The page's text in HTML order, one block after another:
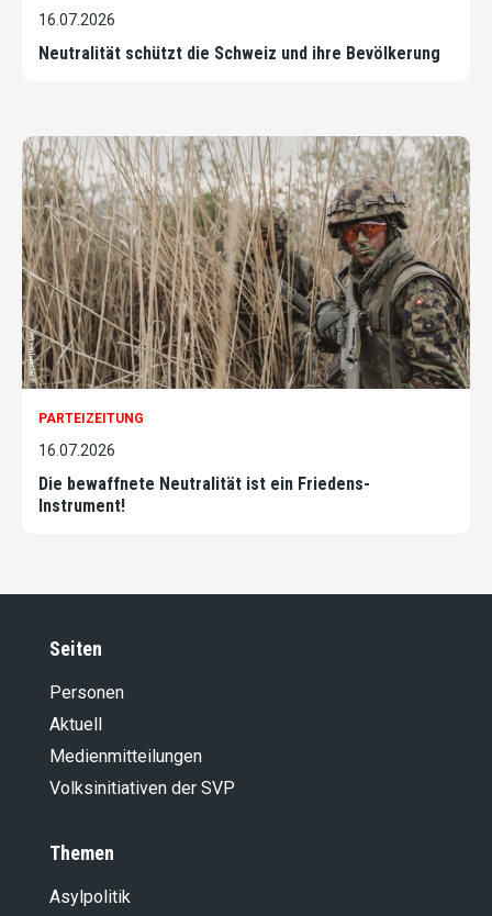
16.07.2026
Neutralität schützt die Schweiz und ihre Bevölkerung
PARTEIZEITUNG
16.07.2026
Die bewaffnete Neutralität ist ein Friedens-
Instrument!
Seiten
Personen
Aktuell
Medienmitteilungen
Volksinitiativen der SVP
Themen
Asylpolitik